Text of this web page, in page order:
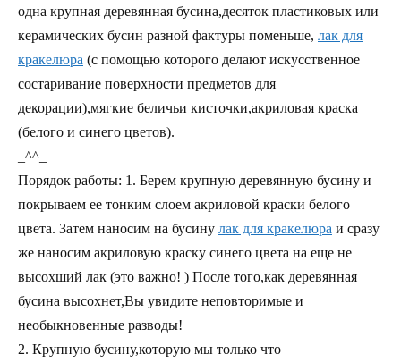
одна крупная деревянная бусина,десяток пластиковых или
керамических бусин разной фактуры поменьше, лак для
кракелюра (с помощью которого делают искусственное
состаривание поверхности предметов для
декорации),мягкие беличьи кисточки,акриловая краска
(белого и синего цветов).
_^^_
Порядок работы: 1. Берем крупную деревянную бусину и
покрываем ее тонким слоем акриловой краски белого
цвета. Затем наносим на бусину лак для кракелюра и сразу
же наносим акриловую краску синего цвета на еще не
высохший лак (это важно! ) После того,как деревянная
бусина высохнет,Вы увидите неповторимые и
необыкновенные разводы!
2. Крупную бусину,которую мы только что